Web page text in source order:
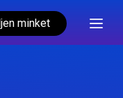
minket